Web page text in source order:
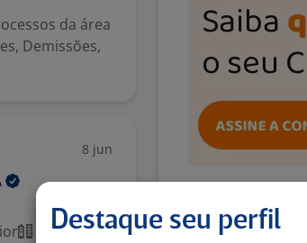
da área
Demissões,
8 jun
Presencial
Escolaridade
Destaque seu perfil